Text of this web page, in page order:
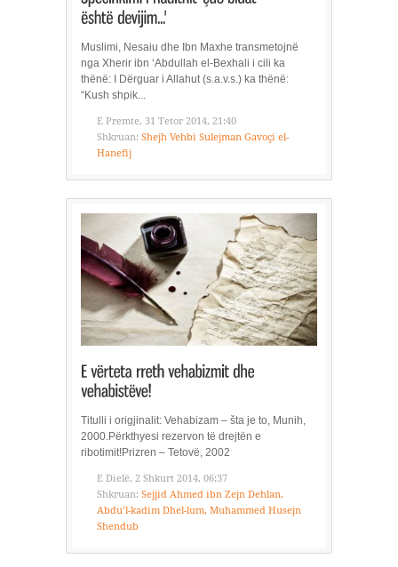
Muslimi, Nesaiu dhe Ibn Maxhe transmetojnë
nga Xherir ibn ‘Abdullah el-Bexhali i cili ka
thënë: I Dërguar i Allahut (s.a.v.s.) ka thënë:
“Kush shpik...
E Premte, 31 Tetor 2014, 21:40
Shkruan: Shejh Vehbi Sulejman Gavoçi el-
Hanefij
Titulli i origjinalit: Vehabizam – šta je to, Munih,
2000.Përkthyesi rezervon të drejtën e
ribotimit!Prizren – Tetovë, 2002
E Dielë, 2 Shkurt 2014, 06:37
Shkruan: Sejjid Ahmed ibn Zejn Dehlan,
Abdu’l-kadim Dhel-lum, Muhammed Husejn
Shendub